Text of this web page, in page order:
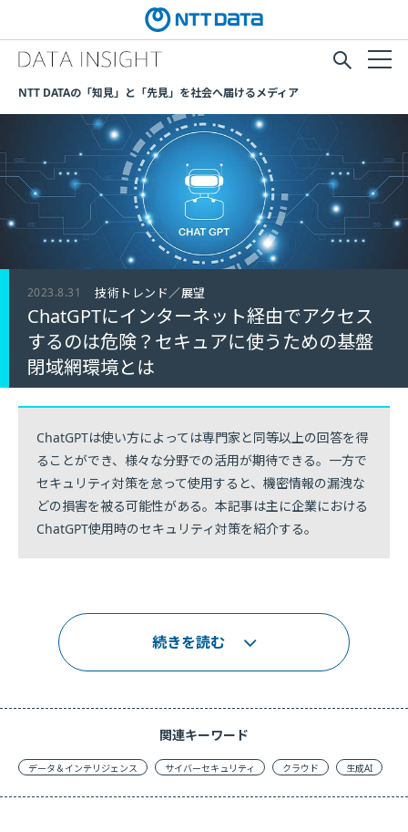
NTT DATAの「知見」と「先見」を社会へ届けるメディア
2023.8.31 技術トレンド／展望
ChatGPTにインターネット経由でアクセス
するのは危険？セキュアに使うための基盤
閉域網環境とは
ChatGPTは使い方によっては専門家と同等以上の回答を得
ることができ、様々な分野での活用が期待できる。一方で
セキュリティ対策を怠って使用すると、機密情報の漏洩な
どの損害を被る可能性がある。本記事は主に企業における
ChatGPT使用時のセキュリティ対策を紹介する。
続きを読む
関連キーワード
データ＆インテリジェンス サイバーセキュリティ クラウド 生成AI